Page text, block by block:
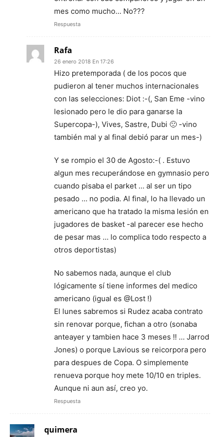
mes como mucho… No???
Respuesta
Rafa
26 enero 2018 En 17:26
Hizo pretemporada ( de los pocos que
pudieron al tener muchos internacionales
con las selecciones: Diot :-(, San Eme -vino
lesionado pero le dio para ganarse la
Supercopa-), Vives, Sastre, Dubi 🙁 -vino
también mal y al final debió parar un mes-)
Y se rompio el 30 de Agosto:-( . Estuvo
algun mes recuperándose en gymnasio pero
cuando pisaba el parket … al ser un tipo
pesado … no podia. Al final, lo ha llevado un
americano que ha tratado la misma lesión en
jugadores de basket -al parecer ese hecho
de pesar mas … lo complica todo respecto a
otros deportistas)
No sabemos nada, aunque el club
lógicamente sí tiene informes del medico
americano (igual es @Lost !)
El lunes sabremos si Rudez acaba contrato
sin renovar porque, fichan a otro (sonaba
anteayer y tambien hace 3 meses !! … Jarrod
Jones) o porque Lavious se reicorpora pero
para despues de Copa. O simplemente
renueva porque hoy mete 10/10 en triples.
Aunque ni aun así, creo yo.
Respuesta
quimera